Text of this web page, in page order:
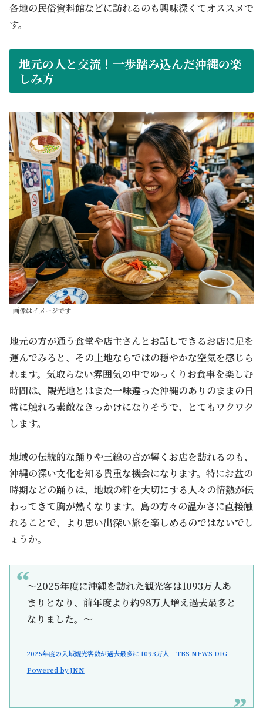
各地の民俗資料館などに訪れるのも興味深くてオススメで
す。
地元の人と交流！一歩踏み込んだ沖縄の楽
しみ方
画像はイメージです
地元の方が通う食堂や店主さんとお話しできるお店に足を
運んでみると、その土地ならではの穏やかな空気を感じら
れます。気取らない雰囲気の中でゆっくりお食事を楽しむ
時間は、観光地とはまた一味違った沖縄のありのままの日
常に触れる素敵なきっかけになりそうで、とてもワクワク
します。
地域の伝統的な踊りや三線の音が響くお店を訪れるのも、
沖縄の深い文化を知る貴重な機会になります。特にお盆の
時期などの踊りは、地域の絆を大切にする人々の情熱が伝
わってきて胸が熱くなります。島の方々の温かさに直接触
れることで、より思い出深い旅を楽しめるのではないでし
ょうか。
～2025年度に沖縄を訪れた観光客は1093万人あ
まりとなり、前年度より約98万人増え過去最多と
なりました。～
2025年度の入域観光客数が過去最多に 1093万人 – TBS NEWS DIG
Powered by JNN